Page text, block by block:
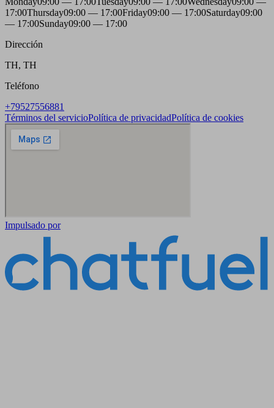
17:00Thursday09:00 — 17:00Friday09:00 — 17:00Saturday09:00
— 17:00Sunday09:00 — 17:00
Dirección
TH, TH
Teléfono
+79527556881
Términos del servicioPolítica de privacidadPolítica de cookies
Impulsado por